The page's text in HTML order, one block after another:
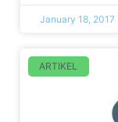
January 18, 2017
ARTIKEL